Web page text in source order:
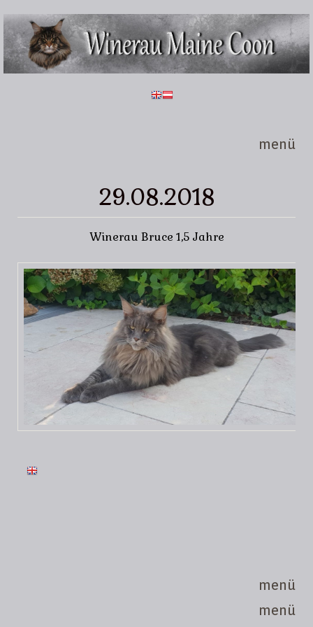
Direkt zum Inhalt
Winerau
Maine
Coon
menü
29.08.2018
Winerau Bruce 1,5 Jahre
menü
menü